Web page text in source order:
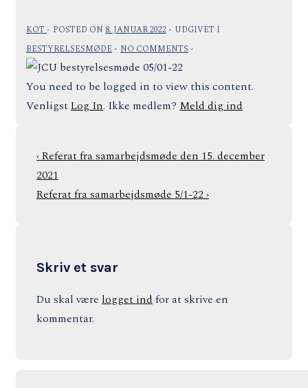
KOT POSTED ON 8. JANUAR 2022
UDGIVET I
BESTYRELSESMØDE
NO COMMENTS
You need to be logged in to view this content.
Venligst Log In. Ikke medlem? Meld dig ind
Indlægsnavigation
Previous
Post
is
‹ Referat fra samarbejdsmøde den 15. december
2021
Next
Referat fra samarbejdsmøde 5/1-22 ›
Skriv et svar
Du skal være logget ind for at skrive en
kommentar.